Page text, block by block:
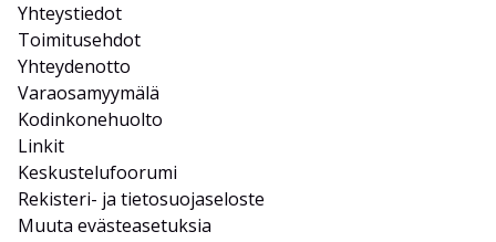
Yhteystiedot
Toimitusehdot
Yhteydenotto
Varaosamyymälä
Kodinkonehuolto
Linkit
Keskustelufoorumi
Rekisteri- ja tietosuojaseloste
Muuta evästeasetuksia